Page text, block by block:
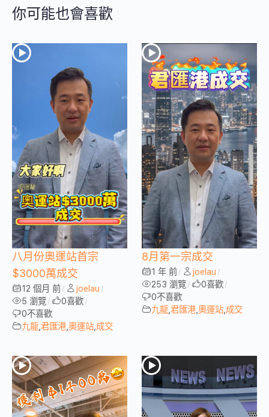
你可能也會喜歡
八月份奧運站首宗
$3000萬成交
12 個月 前 / joelau /
5 瀏覽 / 0喜歡 /
0不喜歡
九龍 君匯港 奧運站 成交
8月第一宗成交
1 年 前 / joelau /
253 瀏覽 / 0喜歡 /
0不喜歡
九龍 君匯港 奧運站 成交